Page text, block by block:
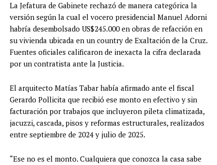
La Jefatura de Gabinete rechazó de manera categórica la
versión según la cual el vocero presidencial Manuel Adorni
habría desembolsado US$245.000 en obras de refacción en
su vivienda ubicada en un country de Exaltación de la Cruz.
Fuentes oficiales calificaron de inexacta la cifra declarada
por un contratista ante la Justicia.
El arquitecto Matías Tabar había afirmado ante el fiscal
Gerardo Pollicita que recibió ese monto en efectivo y sin
facturación por trabajos que incluyeron pileta climatizada,
jacuzzi, cascada, pisos y reformas estructurales, realizados
entre septiembre de 2024 y julio de 2025.
“Ese no es el monto. Cualquiera que conozca la casa sabe